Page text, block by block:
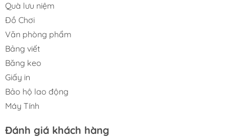
Quà lưu niệm
Đồ Chơi
Văn phòng phẩm
Bảng viết
Băng keo
Giấy in
Bảo hộ lao động
Máy Tính
Đánh giá khách hàng